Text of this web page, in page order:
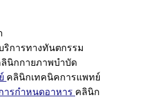
ริการทางทันตกรรม
นิกกายภาพบำบัด
คลินิกเทคนิคการแพทย์
รกำหนดอาหาร คลินิก